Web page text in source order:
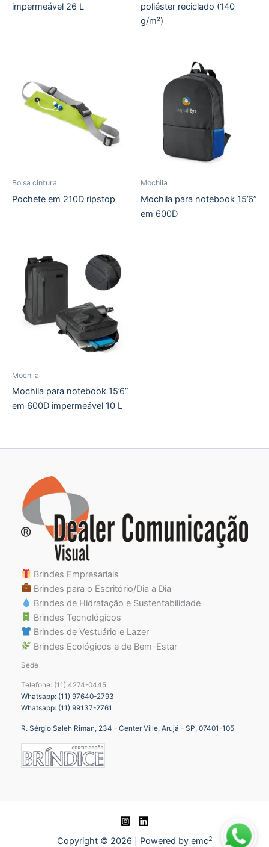
impermeável 26 L
poliéster reciclado (140
g/m²)
Bolsa cintura
Pochete em 210D ripstop
Mochila
Mochila para notebook 15’6”
em 600D
Mochila
Mochila para notebook 15’6”
em 600D impermeável 10 L
Brindes Empresariais
Brindes para o Escritório/Dia a Dia
Brindes de Hidratação e Sustentabilidade
Brindes Tecnológicos
Brindes de Vestuário e Lazer
Brindes Ecológicos e de Bem-Estar
Sede
Telefone: (11) 4274-0445
Whatsapp: (11) 97640-2793
Whatsapp: (11) 99137-2761
R. Sérgio Saleh Riman, 234 - Center Ville, Arujá - SP, 07401-105
Copyright © 2026 | Powered by emc2